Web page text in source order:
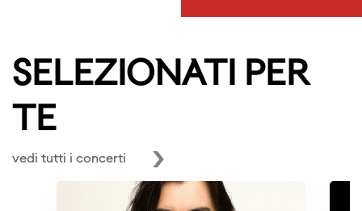
SELEZIONATI PER
TE
vedi tutti i concerti